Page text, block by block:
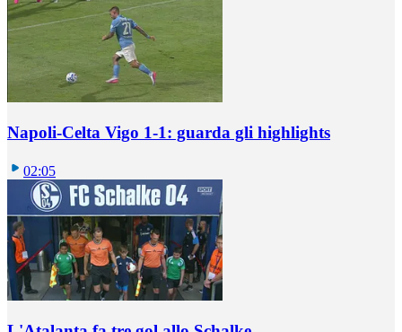
Napoli-Celta Vigo 1-1: guarda gli highlights
02:05